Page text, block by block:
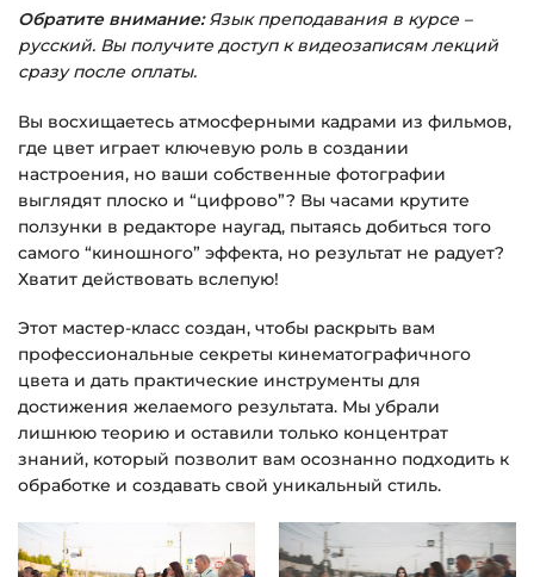
загрузкам». Нажмите её — и откроется
страница с курсами.
на email.
Доступ к курсам: без ограничений по
времени.
Подробнее об оплате и безопасности — в
справке >>>
Вопросы?Пишите наinfo@siluette.com.ua
чат на сайте.
Обратите внимание:Язык преподавания в курсе –
русский. Вы получите доступ к видеозаписям лекций
сразу после оплаты.
Вы восхищаетесь атмосферными кадрами из фильмов,
где цвет играет ключевую роль в создании
настроения, но ваши собственные фотографии
выглядят плоско и “цифрово”? Вы часами крутите
ползунки в редакторе наугад, пытаясь добиться того
самого “киношного” эффекта, но результат не радует?
Хватит действовать вслепую!
Этот мастер-класс создан, чтобы раскрыть вам
профессиональные секреты кинематографичного
цвета и дать практические инструменты для
достижения желаемого результата. Мы убрали
лишнюю теорию и оставили только концентрат
знаний, который позволит вам осознанно подходить к
обработке и создавать свой уникальный стиль.